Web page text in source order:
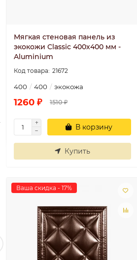
Плинтус
потолочный П 20
100/40
..
Мягкая стеновая панель из
экокожи Classic 400х400 мм -
Aluminium
21672
400 400 экокожа
1260 ₽ 1510 ₽
В корзину
Купить
Ваша скидка - 17%